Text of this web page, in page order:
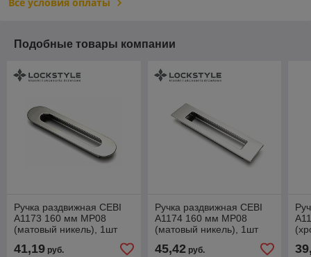
Подобные товары компании
Ручка раздвижная CEBI
A1173 160 мм MP08
(матовый никель), 1шт
41,19 руб.
Ручка раздвижная CEBI
A1174 160 мм MP08
(матовый никель), 1шт
45,42руб.